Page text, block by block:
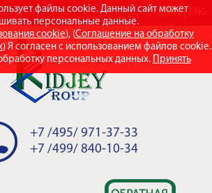
файлы cookie. Данный сайт может
персональные данные.
cookie), (Соглашение на обработку
) Я согласен с использованием файлов cookie.
персональных данных. Принять
RUS
+7 /495/ 971-37-33
+7 /499/ 840-10-34